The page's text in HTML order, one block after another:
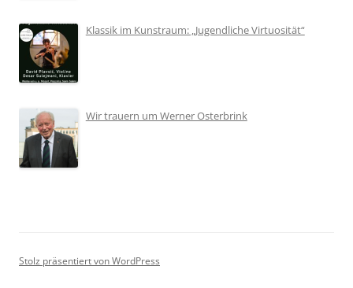
Klassik im Kunstraum: „Jugendliche Virtuosität“
Wir trauern um Werner Osterbrink
Stolz präsentiert von WordPress